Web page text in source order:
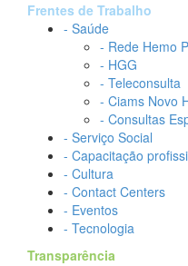
Frentes de Trabalho
- Saúde
- Rede Hemo
- HGG
- Teleconsulta
- Ciams Novo
- Consultas
- Serviço Social
- Capacitação
- Cultura
- Contact Centers
- Eventos
- Tecnologia
Transparência